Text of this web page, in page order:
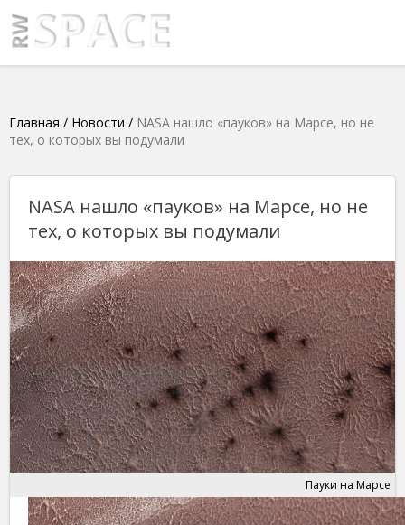
Главная / Новости / NASA нашло «пауков» на Марсе, но не
тех, о которых вы подумали
NASA нашло «пауков» на Марсе, но не
тех, о которых вы подумали
Пауки на Марсе